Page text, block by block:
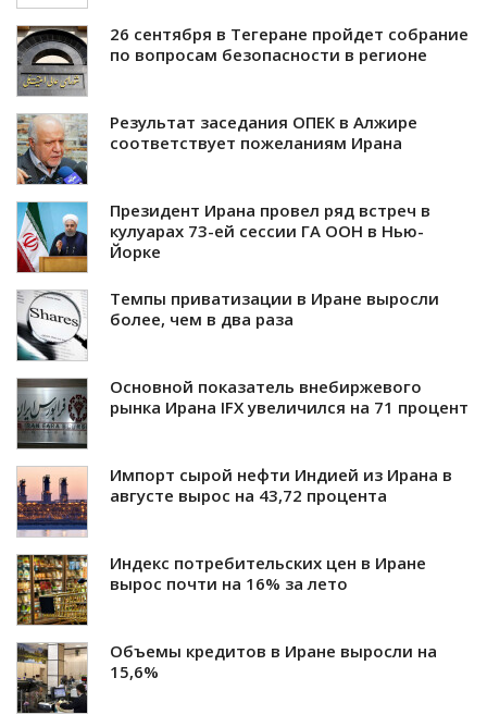
26 сентября в Тегеране пройдет собрание
по вопросам безопасности в регионе
Результат заседания ОПЕК в Алжире
соответствует пожеланиям Ирана
Президент Ирана провел ряд встреч в
кулуарах 73-ей сессии ГА ООН в Нью-
Йорке
Темпы приватизации в Иране выросли
более, чем в два раза
Основной показатель внебиржевого
рынка Ирана IFX увеличился на 71 процент
Импорт сырой нефти Индией из Ирана в
августе вырос на 43,72 процента
Индекс потребительских цен в Иране
вырос почти на 16% за лето
Объемы кредитов в Иране выросли на
15,6%